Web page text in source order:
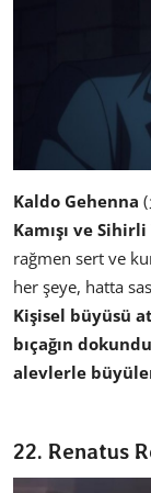
Kaldo Gehenna
Kamışı ve
rağmen sert ve
her şeye, hatta
Kişisel büyüsü
bıçağın
alevlerle
22. Renatus